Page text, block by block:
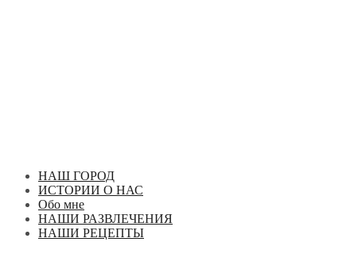
НАШ ГОРОД
ИСТОРИИ О НАС
Обо мне
НАШИ РАЗВЛЕЧЕНИЯ
НАШИ РЕЦЕПТЫ